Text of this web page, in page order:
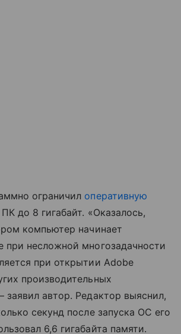
ограничил оперативную
до 8 гигабайт. «Оказалось,
компьютер начинает
при несложной многозадачности
при открытии Adobe
производительных
автор. Редактор выяснил,
секунд после запуска ОС его
6,6 гигабайта памяти.